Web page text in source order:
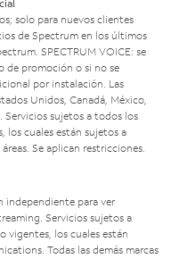
solo para nuevos clientes
de Spectrum en los últimos
SPECTRUM VOICE: se
de promoción o si no se
por instalación. Las
Unidos, Canadá, México,
Servicios sujetos a todos los
los cuales están sujetos a
Se aplican restricciones.
independiente para ver
Servicios sujetos a
vigentes, los cuales están
Todas las demás marcas